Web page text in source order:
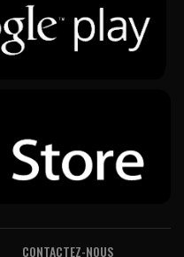
CONTACTEZ-NOUS